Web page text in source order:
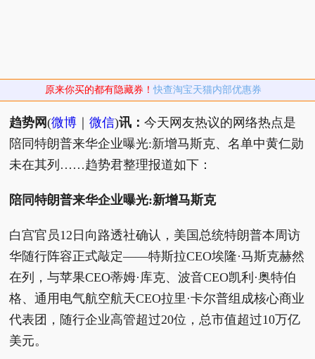
原来你买的都有隐藏券！快查淘宝天猫内部优惠券
趋势网(微博 ｜微信)讯：今天网友热议的网络热点是
陪同特朗普来华企业曝光:新增马斯克、名单中黄仁勋
未在其列……趋势君整理报道如下：
陪同特朗普来华企业曝光:新增马斯克
白宫官员12日向路透社确认，美国总统特朗普本周访
华随行阵容正式敲定——特斯拉CEO埃隆·马斯克赫然
在列，与苹果CEO蒂姆·库克、波音CEO凯利·奥特伯
格、通用电气航空航天CEO拉里·卡尔普组成核心商业
代表团，随行企业高管超过20位，总市值超过10万亿
美元。